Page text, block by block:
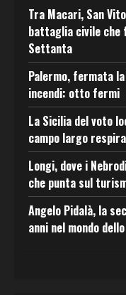
Tra Macari, San
battaglia civile che
Settanta
Palermo, fermata
incendi: otto fermi
La Sicilia del voto
campo largo
Longi, dove i
che punta sul
Angelo Pidalà, la
anni nel mondo